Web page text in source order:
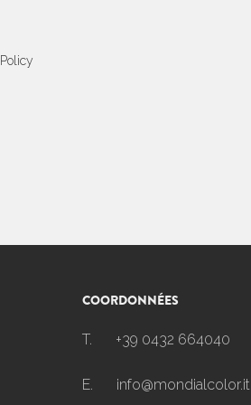
COORDONNÉES
T. +39 0432 664040
E. info@mondialcolor.it